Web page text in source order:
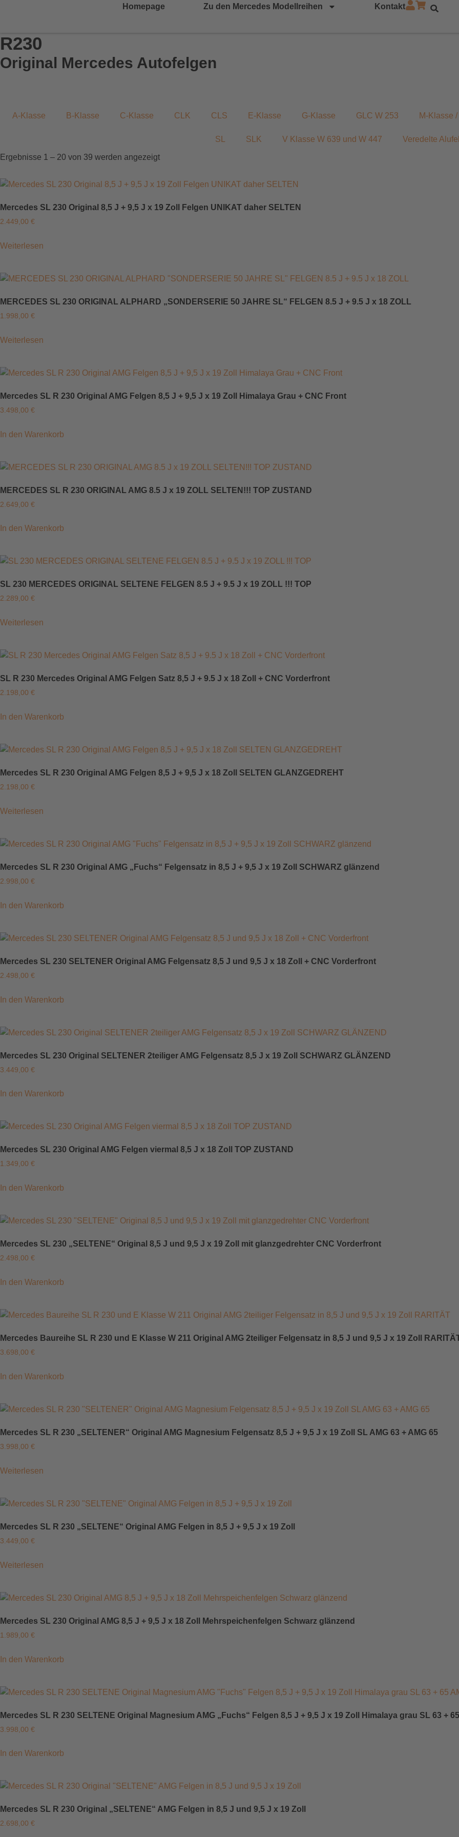
Homepage Zu den Mercedes Modellreihen Kontakt
R230
Original Mercedes Autofelgen
A-Klasse B-Klasse C-Klasse CLK CLS E-Klasse G-Klasse GLC W 253 M-Klasse
SL SLK V Klasse W 639 und W 447 Veredelte
Ergebnisse 1 – 20 von 39 werden angezeigt
Mercedes SL 230 Original 8,5 J + 9,5 J x 19 Zoll Felgen UNIKAT daher SELTEN
2.449,00 €
Weiterlesen
MERCEDES SL 230 ORIGINAL ALPHARD „SONDERSERIE 50 JAHRE SL“ FELGEN 8.5 J + 9.5 J x 18 ZOLL
1.998,00 €
Weiterlesen
Mercedes SL R 230 Original AMG Felgen 8,5 J + 9,5 J x 19 Zoll Himalaya Grau + CNC Front
3.498,00 €
In den Warenkorb
MERCEDES SL R 230 ORIGINAL AMG 8.5 J x 19 ZOLL SELTEN!!! TOP ZUSTAND
2.649,00 €
In den Warenkorb
SL 230 MERCEDES ORIGINAL SELTENE FELGEN 8.5 J + 9.5 J x 19 ZOLL !!! TOP
2.289,00 €
Weiterlesen
SL R 230 Mercedes Original AMG Felgen Satz 8,5 J + 9.5 J x 18 Zoll + CNC Vorderfront
2.198,00 €
In den Warenkorb
Mercedes SL R 230 Original AMG Felgen 8,5 J + 9,5 J x 18 Zoll SELTEN GLANZGEDREHT
2.198,00 €
Weiterlesen
Mercedes SL R 230 Original AMG „Fuchs“ Felgensatz in 8,5 J + 9,5 J x 19 Zoll SCHWARZ glänzend
2.998,00 €
In den Warenkorb
Mercedes SL 230 SELTENER Original AMG Felgensatz 8,5 J und 9,5 J x 18 Zoll + CNC Vorderfront
2.498,00 €
In den Warenkorb
Mercedes SL 230 Original SELTENER 2teiliger AMG Felgensatz 8,5 J x 19 Zoll SCHWARZ GLÄNZEND
3.449,00 €
In den Warenkorb
Mercedes SL 230 Original AMG Felgen viermal 8,5 J x 18 Zoll TOP ZUSTAND
1.349,00 €
In den Warenkorb
Mercedes SL 230 „SELTENE“ Original 8,5 J und 9,5 J x 19 Zoll mit glanzgedrehter CNC Vorderfront
2.498,00 €
In den Warenkorb
Mercedes Baureihe SL R 230 und E Klasse W 211 Original AMG 2teiliger Felgensatz in 8,5 J und 9,5 J x 19 Zoll
3.698,00 €
In den Warenkorb
Mercedes SL R 230 „SELTENER“ Original AMG Magnesium Felgensatz 8,5 J + 9,5 J x 19 Zoll SL AMG 63 + AMG 65
3.998,00 €
Weiterlesen
Mercedes SL R 230 „SELTENE“ Original AMG Felgen in 8,5 J + 9,5 J x 19 Zoll
3.449,00 €
Weiterlesen
Mercedes SL 230 Original AMG 8,5 J + 9,5 J x 18 Zoll Mehrspeichenfelgen Schwarz glänzend
1.989,00 €
In den Warenkorb
Mercedes SL R 230 SELTENE Original Magnesium AMG „Fuchs“ Felgen 8,5 J + 9,5 J x 19 Zoll Himalaya grau SL 63 +
3.998,00 €
In den Warenkorb
Mercedes SL R 230 Original „SELTENE“ AMG Felgen in 8,5 J und 9,5 J x 19 Zoll
2.698,00 €